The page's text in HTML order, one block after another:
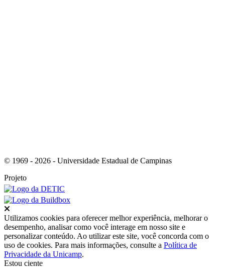
© 1969 - 2026 - Universidade Estadual de Campinas
Projeto
Utilizamos cookies para oferecer melhor experiência, melhorar o
desempenho, analisar como você interage em nosso site e
personalizar conteúdo. Ao utilizar este site, você concorda com o
uso de cookies. Para mais informações, consulte a Política de
Privacidade da Unicamp.
Estou ciente